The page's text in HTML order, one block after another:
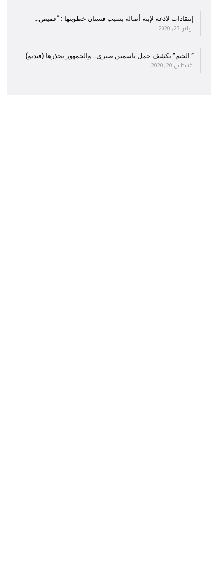
إنتقادات لاذعة لإبنة أصالة بسبب فستان خطوبتها : “قميص…
يوليو 23, 2020
” الجيم” يكشف حمل ياسمين صبري.. والجمهور يحذرها (فيديو)
أغسطس 20, 2020